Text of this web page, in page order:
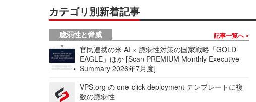
カテゴリ別新着記事
脆弱性と脅威 記事一覧へ
官民連携の米 AI × 脆弱性対策の国家戦略「GOLD
EAGLE」ほか [Scan PREMIUM Monthly Executive
Summary 2026年7月度]
VPS.org の one-click deployment テンプレートに複
数の脆弱性